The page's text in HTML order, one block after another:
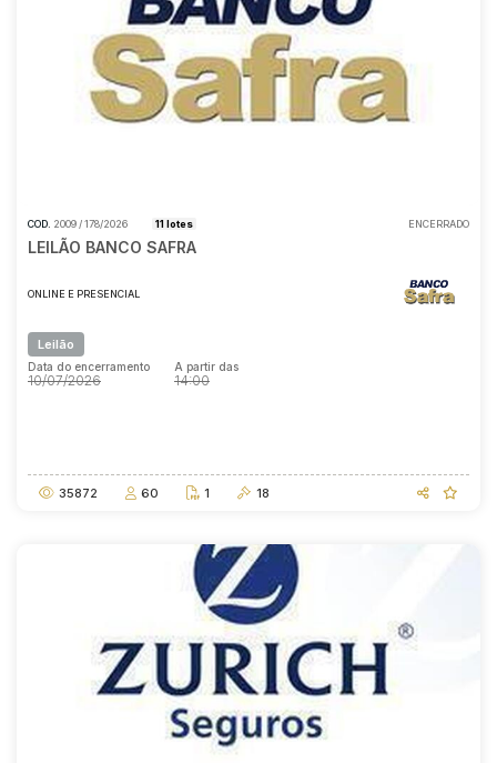
COD. 2009 / 178/2026 11 lotes ENCERRADO
LEILÃO BANCO SAFRA
ONLINE E PRESENCIAL
Leilão
Data do encerramento
10/07/2026
A partir das
14:00
35872 60 1 18